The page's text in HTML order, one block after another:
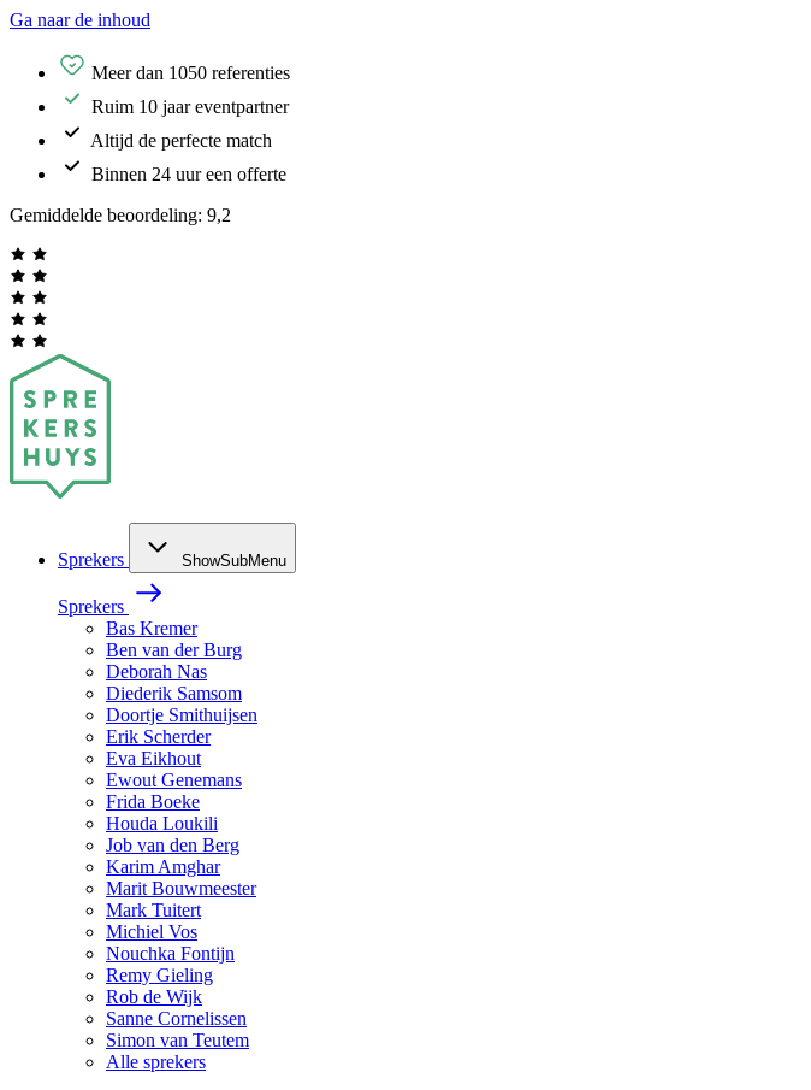
Ga naar de inhoud
Meer dan 1050 referenties
Ruim 10 jaar eventpartner
Altijd de perfecte match
Binnen 24 uur een offerte
Gemiddelde beoordeling: 9,2
Sprekers ShowSubMenu
Sprekers
Bas Kremer
Ben van der Burg
Deborah Nas
Diederik Samsom
Doortje Smithuijsen
Erik Scherder
Eva Eikhout
Ewout Genemans
Frida Boeke
Houda Loukili
Job van den Berg
Karim Amghar
Marit Bouwmeester
Mark Tuitert
Michiel Vos
Nouchka Fontijn
Remy Gieling
Rob de Wijk
Sanne Cornelissen
Simon van Teutem
Alle sprekers